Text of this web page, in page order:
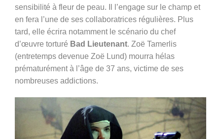
sensibilité à fleur de peau. Il l’engage sur le champ et
en fera l’une de ses collaboratrices régulières. Plus
tard, elle écrira notamment le scénario du chef
d’œuvre torturé Bad Lieutenant. Zoë Tamerlis
(entretemps devenue Zoë Lund) mourra hélas
prématurément à l’âge de 37 ans, victime de ses
nombreuses addictions.